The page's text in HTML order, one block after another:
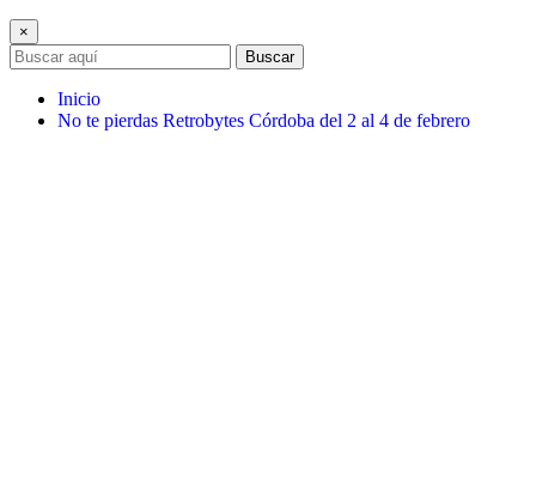
×
Buscar
Inicio
No te pierdas Retrobytes Córdoba del 2 al 4 de febrero